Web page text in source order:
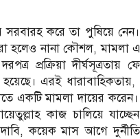
সরবারহ করে তা পুষিয়ে
হলেও নানা কৌশল, মামলা
প্রক্রিয়া দীর্ঘসূত্রতায়
এরই ধারাবাহিকতায়,
একটি মামলা দায়ের করেন।
কাজ চালিয়ে
দাবি, কয়েক মাস আগে